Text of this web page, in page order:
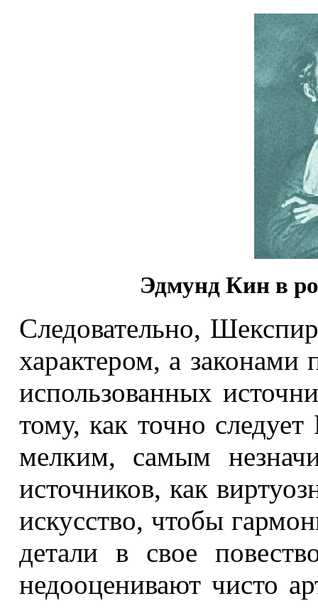
Эдмунд Кин в
Следовательно,
характером, а законами
использованных
тому, как точно
мелким, самым
источников, как
искусство, чтобы
детали в свое
недооценивают чисто